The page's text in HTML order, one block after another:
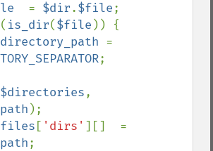
= $dir.$file;
(
is_dir($file )) {
;
$directories
);
[ 'dirs'
;